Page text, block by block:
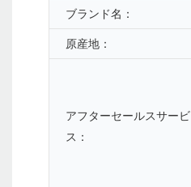
ブランド名：
原産地：
アフターセールスサービ
ス：